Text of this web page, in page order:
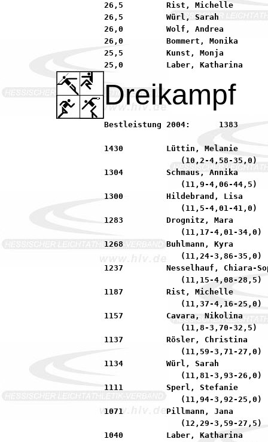
26,5         Rist, Michelle
26,5         Würl, Sarah
26,0         Wolf, Andrea
26,0         Bommert, Monika
25,5         Kunst, Monja
Dreikampf
Bestleistung 2004:	1383         Frank, Julia            92 SKG Sprendlingen
1430         Lüttin, Melanie
                (10,2-4,58-35,0)
1304         Schmaus, Annika
                (11,9-4,06-44,5)
1300         Hildebrand, Lisa
                (11,5-4,01-41,0)
1283         Drognitz, Mara
                (11,17-4,01-34,0)
1268         Buhlmann, Kyra
                (11,24-3,86-35,0)
1237         Nesselhauf, Chiara-
                (11,15-4,08-28,5)
1187         Rist, Michelle
                (11,37-4,16-25,0)
1157         Cavara, Nikolina
                (11,8-3,70-32,5)
1137         Rösler, Christina
                (11,59-3,71-27,0)
1134         Würl, Sarah
                (11,81-3,93-26,0)
1111         Sperl, Stefanie
                (11,94-3,92-25,0)
1071         Pillmann, Jana
                (12,29-3,59-27,5)
1040         Laber, Katharina